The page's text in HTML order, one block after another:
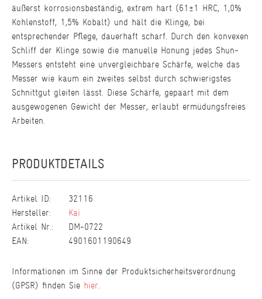
äußerst korrosionsbeständig, extrem hart (61±1 HRC, 1,0%
Kohlenstoff, 1,5% Kobalt) und hält die Klinge, bei
entsprechender Pflege, dauerhaft scharf. Durch den konvexen
Schliff der Klinge sowie die manuelle Honung jedes Shun-
Messers entsteht eine unvergleichbare Schärfe, welche das
Messer wie kaum ein zweites selbst durch schwierigstes
Schnittgut gleiten lässt. Diese Schärfe, gepaart mit dem
ausgewogenen Gewicht der Messer, erlaubt ermüdungsfreies
Arbeiten.
PRODUKTDETAILS
Artikel ID:
32116
Hersteller:
Kai
Artikel Nr.:
DM-0722
EAN:
4901601190649
Informationen im Sinne der Produktsicherheitsverordnung
(GPSR) finden Sie hier.